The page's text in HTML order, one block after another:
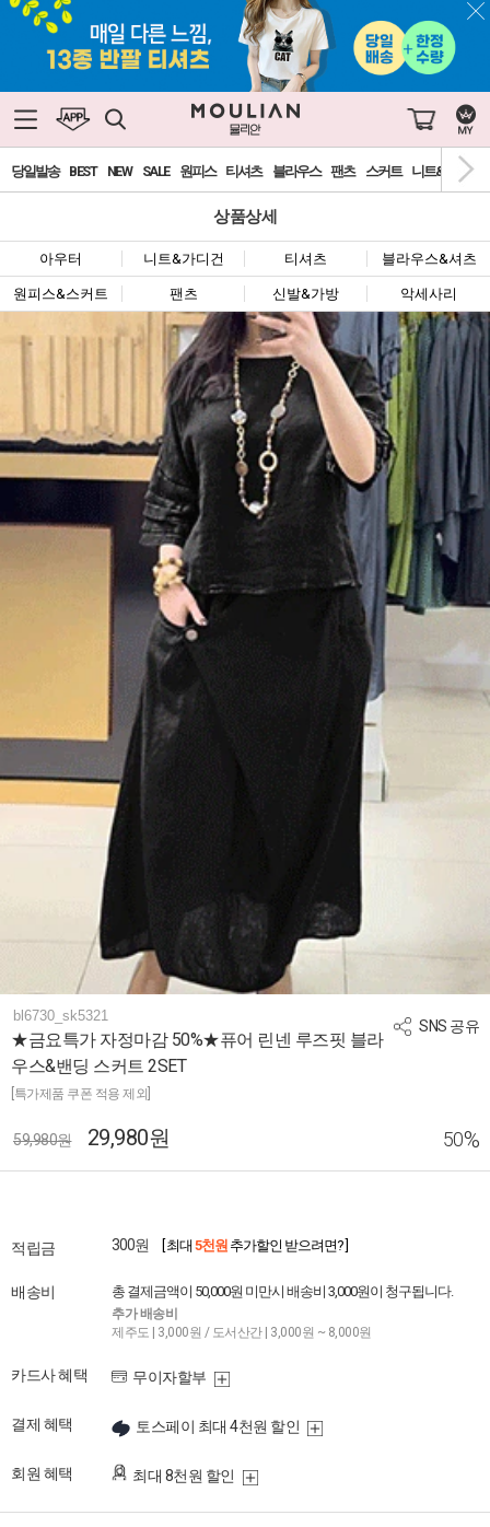
당일발송 BEST NEW SALE 원피스 티셔츠 블라우스 팬츠 스커트 니트&가디건
상품상세
아우터 니트&가디건 티셔츠 블라우스&셔츠
원피스&스커트 팬츠 신발&가방 악세사리
SNS 공유
bl6730_sk5321
★금요특가 자정마감 50%★퓨어 린넨 루즈핏 블라
우스&밴딩 스커트 2SET
[특가제품 쿠폰 적용 제외]
59,980원 29,980원 50%
적립금 300원 [ 최대 5천원 추가할인 받으려면? ]
배송비 총 결제금액이 50,000원 미만시 배송비 3,000원이 청구됩니다.
추가 배송비
제주도 | 3,000원 / 도서산간 | 3,000원 ~ 8,000원
카드사 혜택 무이자할부
결제 혜택 토스페이 최대 4천원 할인
회원 혜택 최대 8천원 할인